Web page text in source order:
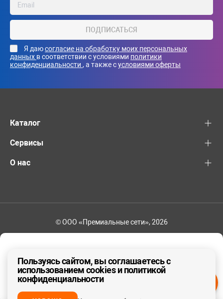
ДА, ВЕРНО
ПОДПИСАТЬСЯ
Я даюсогласие на обработку моих персональных
данных в соответствии с условиями политики
конфиденциальности , а также сусловиями оферты
Каталог
Сервисы
О нас
© ООО «Премиальные сети», 2026
Пользуясь сайтом, вы соглашаетесь с
использованием cookies и политикой
конфиденциальности